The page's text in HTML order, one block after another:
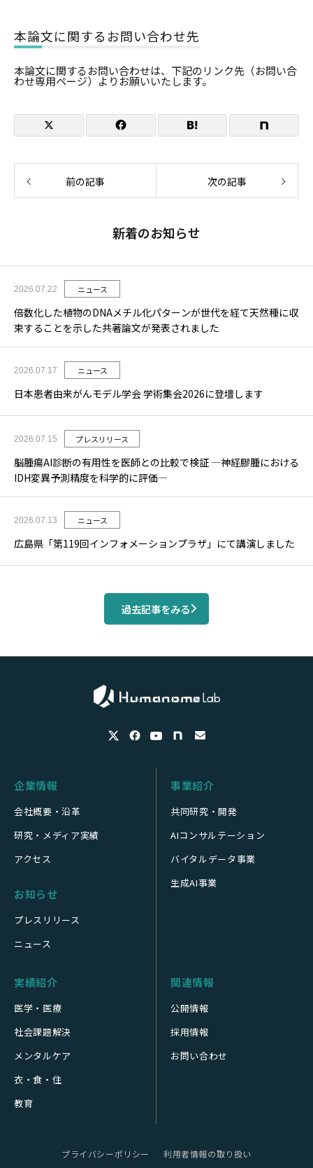
本論文に関するお問い合わせ先
本論文に関するお問い合わせは、下記のリンク先（お問い合
わせ専用ページ）よりお願いいたします。
前の記事 次の記事
新着のお知らせ
2026.07.22 ニュース
倍数化した植物のDNAメチル化パターンが世代を経て天然種に収
束することを示した共著論文が発表されました
2026.07.17 ニュース
日本患者由来がんモデル学会 学術集会2026に登壇します
2026.07.15 プレスリリース
脳腫瘍AI診断の有用性を医師との比較で検証 ―神経膠腫における
IDH変異予測精度を科学的に評価―
2026.07.13 ニュース
広島県「第119回インフォメーションプラザ」にて講演しました
過去記事をみる
企業情報
会社概要・沿革
研究・メディア実績
アクセス
お知らせ
プレスリリース
ニュース
事業紹介
共同研究・開発
AIコンサルテーション
バイタルデータ事業
生成AI事業
実績紹介
医学・医療
社会課題解決
メンタルケア
衣・食・住
教育
関連情報
公開情報
採用情報
お問い合わせ
プライバシーポリシー
利用者情報の取り扱い
研究の背景
発表論文
関連サイト
本論文に関するお問い合わせ先